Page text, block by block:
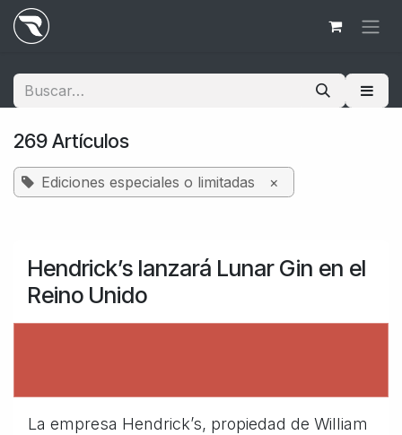
Ir al contenido
269 Artículos
Ediciones especiales o limitadas ×
Hendrick’s lanzará Lunar Gin en el
Reino Unido
La empresa Hendrick’s, propiedad de William